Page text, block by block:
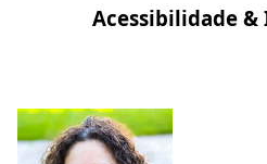
Acessibilidade &